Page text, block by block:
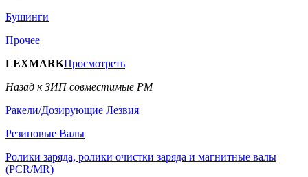
Бушинги
Прочее
LEXMARKПросмотреть
Назад к ЗИП совместимые РМ
Ракели/Дозирующие Лезвия
Резиновые Валы
Ролики заряда, ролики очистки заряда и магнитные валы
(PCR/MR)